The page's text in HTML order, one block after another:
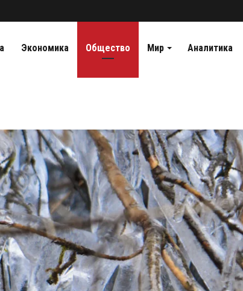
Экономика Общество Мир Аналитика